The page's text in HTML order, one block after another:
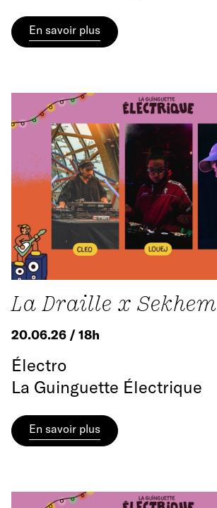
En savoir plus
La Draille x Sekhem
20.06.26 / 18h
Électro
La Guinguette Électrique
En savoir plus